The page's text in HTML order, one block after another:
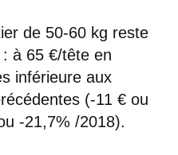
de 50-60 kg reste
à 65 €/tête en
inférieure aux
(-11 € ou
-21,7% /2018).